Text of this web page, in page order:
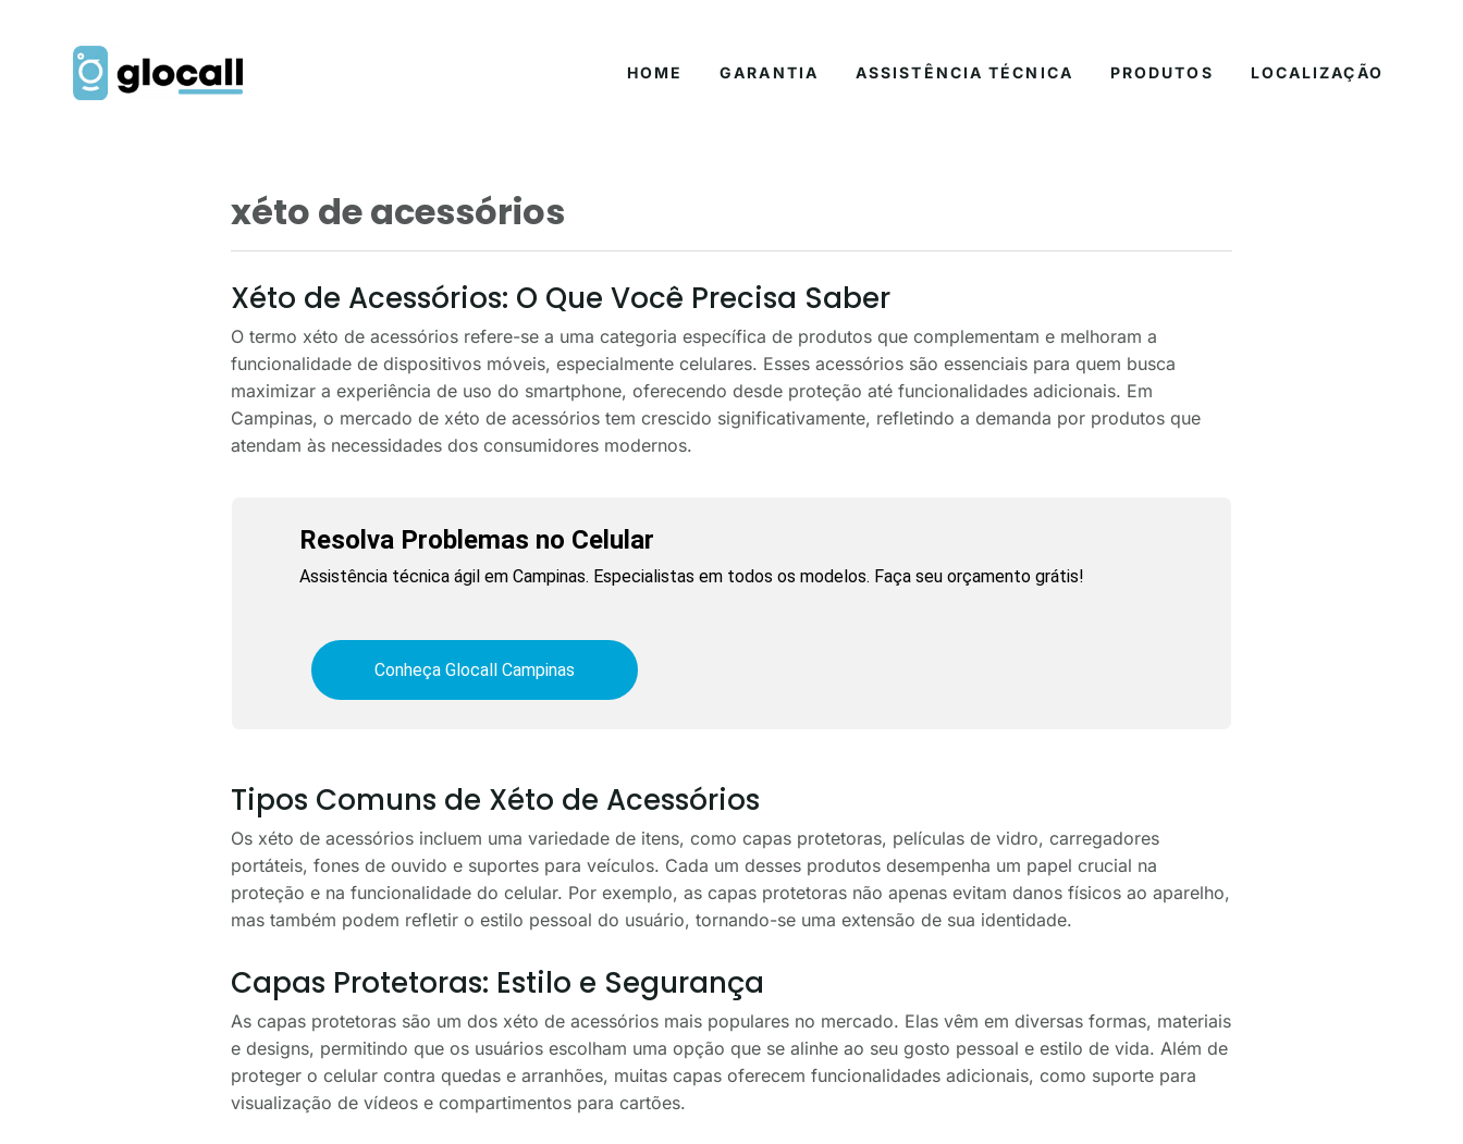
HOME GARANTIA ASSISTÊNCIA TÉCNICA PRODUTOS LOCALIZAÇÃO
xéto de acessórios
Xéto de Acessórios: O Que Você Precisa Saber
O termo xéto de acessórios refere-se a uma categoria específica de produtos que complementam e melhoram a
funcionalidade de dispositivos móveis, especialmente celulares. Esses acessórios são essenciais para quem busca
maximizar a experiência de uso do smartphone, oferecendo desde proteção até funcionalidades adicionais. Em
Campinas, o mercado de xéto de acessórios tem crescido significativamente, refletindo a demanda por produtos que
atendam às necessidades dos consumidores modernos.
Resolva Problemas no Celular
Assistência técnica ágil em Campinas. Especialistas em todos os modelos. Faça seu orçamento grátis!
Conheça Glocall Campinas
Tipos Comuns de Xéto de Acessórios
Os xéto de acessórios incluem uma variedade de itens, como capas protetoras, películas de vidro, carregadores
portáteis, fones de ouvido e suportes para veículos. Cada um desses produtos desempenha um papel crucial na
proteção e na funcionalidade do celular. Por exemplo, as capas protetoras não apenas evitam danos físicos ao aparelho,
mas também podem refletir o estilo pessoal do usuário, tornando-se uma extensão de sua identidade.
Capas Protetoras: Estilo e Segurança
As capas protetoras são um dos xéto de acessórios mais populares no mercado. Elas vêm em diversas formas, materiais
e designs, permitindo que os usuários escolham uma opção que se alinhe ao seu gosto pessoal e estilo de vida. Além de
proteger o celular contra quedas e arranhões, muitas capas oferecem funcionalidades adicionais, como suporte para
visualização de vídeos e compartimentos para cartões.